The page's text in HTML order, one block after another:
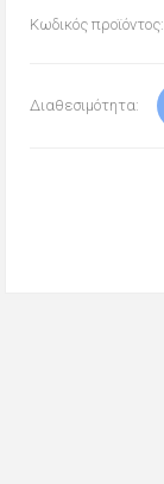
Κωδικός προϊόντος:
Διαθεσιμότητα: